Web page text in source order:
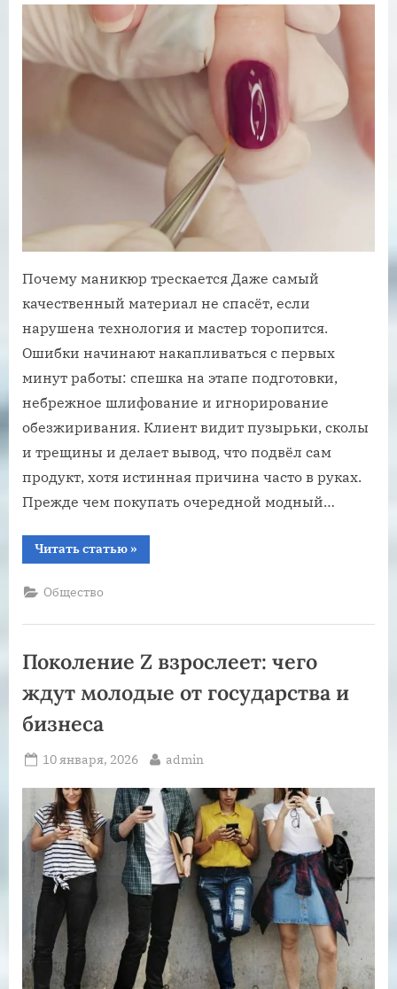
Почему маникюр трескается Даже самый
качественный материал не спасёт, если
нарушена технология и мастер торопится.
Ошибки начинают накапливаться с первых
минут работы: спешка на этапе подготовки,
небрежное шлифование и игнорирование
обезжиривания. Клиент видит пузырьки, сколы
и трещины и делает вывод, что подвёл сам
продукт, хотя истинная причина часто в руках.
Прежде чем покупать очередной модный…
Читать статью“Ошибки
при
портят
материал”
»
Общество
Поколение Z взрослеет: чего
ждут молодые от государства и
бизнеса
Posted
10 января, 2026 By
admin